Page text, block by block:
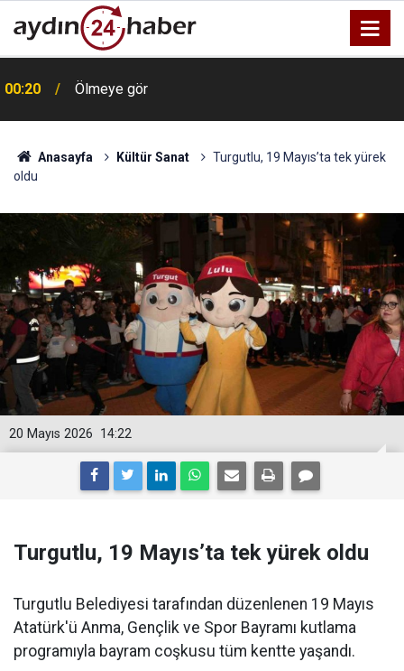
00:20 Ölmeye gör
Anasayfa Kültür Sanat
Turgutlu, 19 Mayıs’ta tek yürek
oldu
14:22
20 Mayıs 2026
Turgutlu, 19 Mayıs’ta tek yürek oldu
Turgutlu Belediyesi tarafından düzenlenen 19 Mayıs
Atatürk'ü Anma, Gençlik ve Spor Bayramı kutlama
programıyla bayram coşkusu tüm kentte yaşandı.